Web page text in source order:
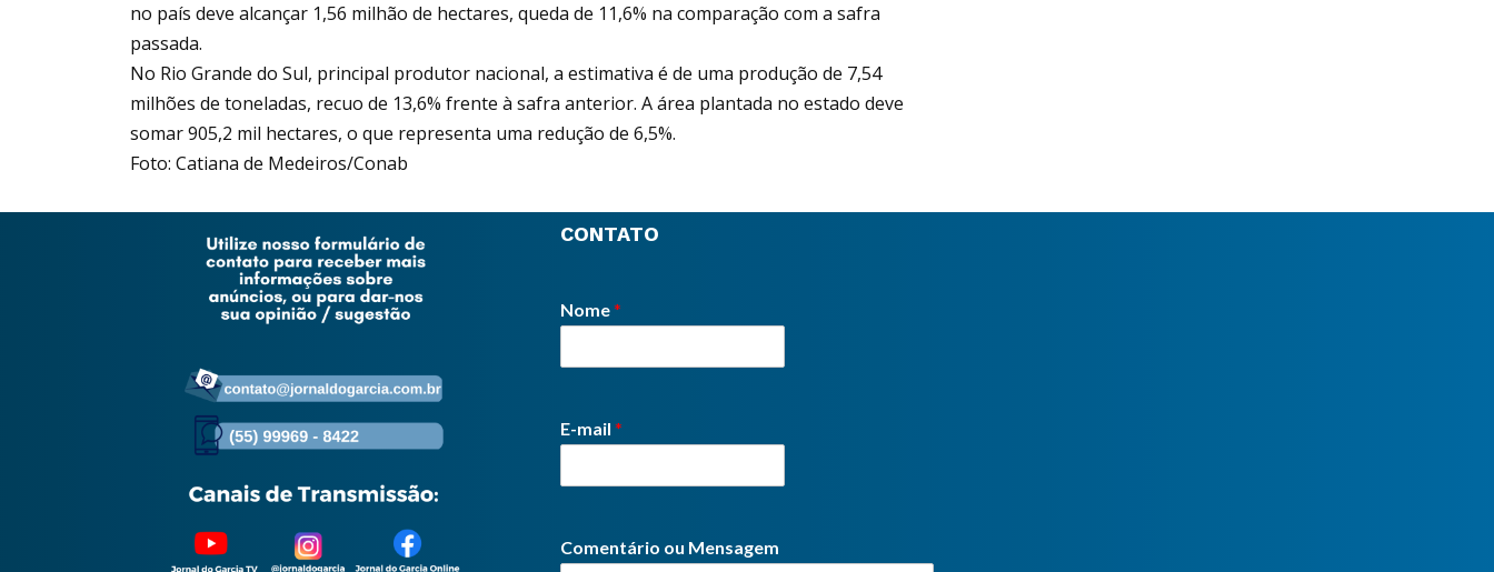
no país deve alcançar 1,56 milhão de hectares, queda de 11,6% na comparação com a safra
passada.
No Rio Grande do Sul, principal produtor nacional, a estimativa é de uma produção de 7,54
milhões de toneladas, recuo de 13,6% frente à safra anterior. A área plantada no estado deve
somar 905,2 mil hectares, o que representa uma redução de 6,5%.
Foto: Catiana de Medeiros/Conab
CONTATO
Nome*
E-mail *
Comentário ou Mensagem